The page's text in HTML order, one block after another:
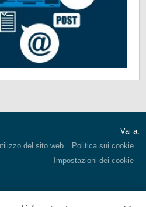
Vai a:
del sito web
Politica sui cookie
Impostazioni dei cookie